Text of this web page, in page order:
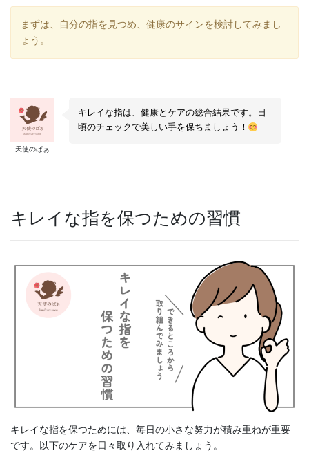
まずは、自分の指を見つめ、健康のサインを検討してみまし
ょう。
天使のぱぁ
キレイな指は、健康とケアの総合結果です。日
頃のチェックで美しい手を保ちましょう！
キレイな指を保つための習慣
キレイな指を保つためには、毎日の小さな努力が積み重ねが重要
です。以下のケアを日々取り入れてみましょう。